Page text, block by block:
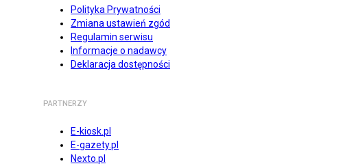
Polityka Prywatności
Zmiana ustawień zgód
Regulamin serwisu
Informacje o nadawcy
Deklaracja dostępności
PARTNERZY
E-kiosk.pl
E-gazety.pl
Nexto.pl